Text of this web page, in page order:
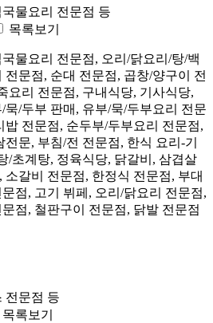
물요리 전문점 등
목록보기
물요리 전문점, 오리/닭요리/탕/백
문점, 순대 전문점, 곱창/양구이 전
요리 전문점, 구내식당, 기사식당,
묵/두부 판매, 유부/묵/두부요리 전문
밥 전문점, 순두부/두부요리 전문점,
문, 부침/전 전문점, 한식 요리-기
/초계탕, 정육식당, 닭갈비, 삼겹살
갈비 전문점, 한정식 전문점, 부대
점, 고기 뷔페, 오리/닭요리 전문점,
점, 철판구이 전문점, 닭발 전문점
전문점 등
목록보기